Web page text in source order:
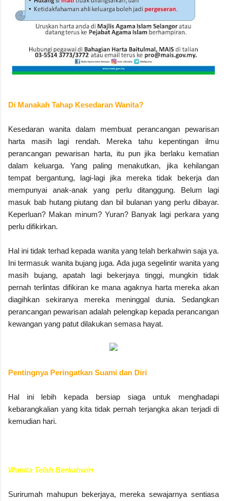
Di Manakah Tahap Kesedaran Wanita?
Kesedaran wanita dalam membuat perancangan pewarisan
harta masih lagi rendah. Mereka tahu kepentingan ilmu
perancangan pewarisan harta, itu pun jika berlaku kematian
dalam keluarga. Yang paling menakutkan, jika kehilangan
tempat bergantung, lagi-lagi jika mereka tidak bekerja dan
mempunyai anak-anak yang perlu ditanggung. Belum lagi
masuk bab hutang piutang dan bil bulanan yang perlu dibayar.
Keperluan? Makan minum? Yuran? Banyak lagi perkara yang
perlu difikirkan.
Hal ini tidak terhad kepada wanita yang telah berkahwin saja ya.
Ini termasuk wanita bujang juga. Ada juga segelintir wanita yang
masih bujang, apatah lagi bekerjaya tinggi, mungkin tidak
pernah terlintas difikiran ke mana agaknya harta mereka akan
diagihkan sekiranya mereka meninggal dunia. Sedangkan
perancangan pewarisan adalah pelengkap kepada perancangan
kewangan yang patut dilakukan semasa hayat.
Pentingnya Peringatkan Suami dan Diri
Hal ini lebih kepada bersiap siaga untuk menghadapi
kebarangkalian yang kita tidak pernah terjangka akan terjadi di
kemudian hari.
Wanita Telah Berkahwin
Surirumah mahupun bekerjaya, mereka sewajarnya sentiasa